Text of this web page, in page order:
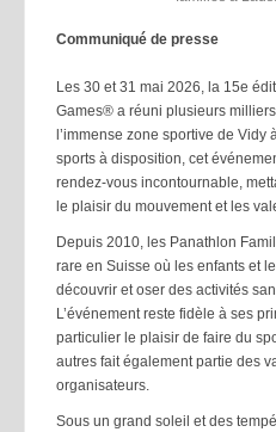
Communiqué de presse
Les 30 et 31 mai 2026, la 15e
Games® a réuni plusieurs
l’immense zone sportive de
sports à disposition, cet
rendez-vous incontournable,
le plaisir du mouvement et les
Depuis 2010, les Panathlon
rare en Suisse où les enfants et
découvrir et oser des activités
L’événement reste fidèle à ses
particulier le plaisir de faire du
autres fait également partie des
organisateurs.
Sous un grand soleil et des